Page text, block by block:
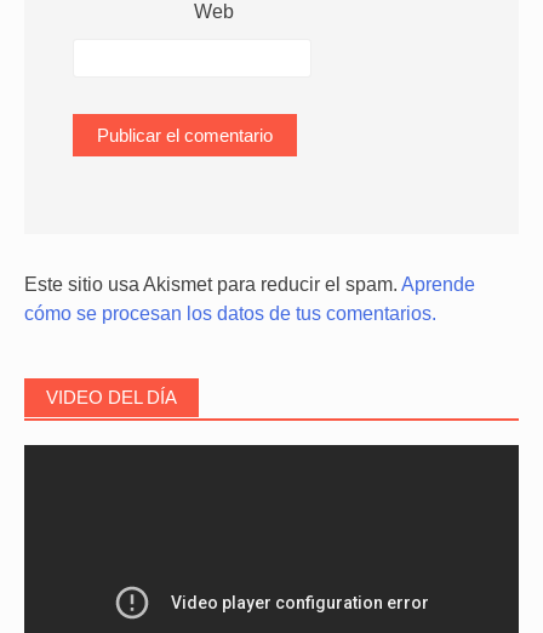
Web
Este sitio usa Akismet para reducir el spam. Aprende
cómo se procesan los datos de tus comentarios.
VIDEO DEL DÍA